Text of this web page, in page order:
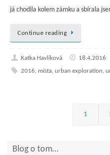
já chodila kolem zámku a sbírala
Continue reading
Katka Havlíková 18.4.2016
2016, místa, urban exploration,
1
Blog o tom…